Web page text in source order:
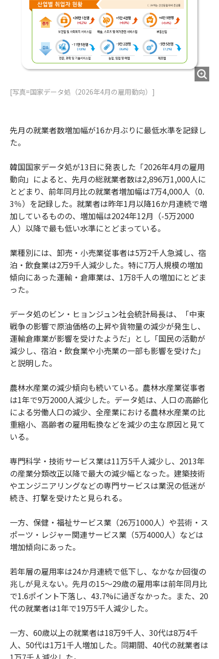
[写真=国家データ処（2026年4月の雇用動向）]
先月の就業者数増加幅が16か月ぶりに最低水準を記録し
た。
韓国国家データ処が13日に発表した「2026年4月の雇用
動向」によると、先月の総就業者数は2,896万1,000人に
とどまり、前年同月比の就業者増加幅は7万4,000人（0.
3％）を記録した。就業者は昨年1月以降16か月連続で増
加しているものの、増加幅は2024年12月（-5万2000
人）以降で最も低い水準にとどまっている。
業種別には、卸売・小売業従事者は5万2千人急減し、宿
泊・飲食業は2万9千人減少した。特に7万人規模の増加
傾向にあった運輸・倉庫業は、1万8千人の増加にとどま
った。
データ処のビン・ヒョンジュン社会統計局長は、「中東
戦争の影響で原油価格の上昇や貨物量の減少が発生し、
運輸倉庫業が影響を受けたようだ」とし「国民の活動が
減少し、宿泊・飲食業や小売業の一部も影響を受けた」
と説明した。
農林水産業の減少傾向も続いている。農林水産業従事者
は1年で9万2000人減少した。データ処は、人口の高齢化
による労働人口の減少、全産業における農林水産業の比
重縮小、高齢者の雇用転換などを減少の主な原因と見て
いる。
専門科学・技術サービス業は11万5千人減少し、2013年
の産業分類改正以降で最大の減少幅となった。建築技術
やエンジニアリングなどの専門サービスは業況の低迷が
続き、打撃を受けたと見られる。
一方、保健・福祉サービス業（26万1000人）や芸術・ス
ポーツ・レジャー関連サービス業（5万4000人）などは
増加傾向にあった。
若年層の雇用率は24か月連続で低下し、なかなか回復の
兆しが見えない。先月の15～29歳の雇用率は前年同月比
で1.6ポイント下落し、43.7%に過ぎなかった。また、20
代の就業者は1年で19万5千人減少した。
一方、60歳以上の就業者は18万9千人、30代は8万4千
人、50代は1万1千人増加した。同期間、40代の就業者は